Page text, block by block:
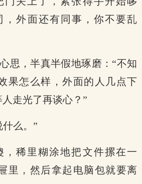
，外面还有同事，你不要乱
思，半真半假地琢磨：“不知
果怎么样，外面的人几点下
走光了再谈心？”
么。”
，稀里糊涂地把文件摞在一
里，然后拿起电脑包就要离